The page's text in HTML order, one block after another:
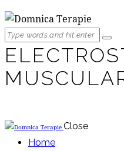
Close
Home